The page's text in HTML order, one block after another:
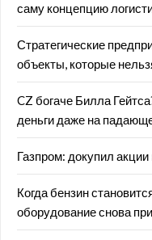
саму концепцию
Стратегические
объекты, которые
CZ богаче Билла
деньги даже на
Газпром: докупил
Когда бензин
оборудование снова